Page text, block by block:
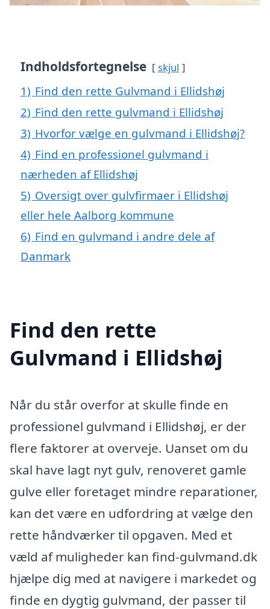
Indholdsfortegnelse skjul
1) Find den rette Gulvmand i Ellidshøj
2) Find den rette gulvmand i Ellidshøj
3) Hvorfor vælge en gulvmand i Ellidshøj?
4) Find en professionel gulvmand i
nærheden af Ellidshøj
5) Oversigt over gulvfirmaer i Ellidshøj
eller hele Aalborg kommune
6) Find en gulvmand i andre dele af
Danmark
Find den rette
Gulvmand i Ellidshøj
Når du står overfor at skulle finde en
professionel gulvmand i Ellidshøj, er der
flere faktorer at overveje. Uanset om du
skal have lagt nyt gulv, renoveret gamle
gulve eller foretaget mindre reparationer,
kan det være en udfordring at vælge den
rette håndværker til opgaven. Med et
væld af muligheder kan find-gulvmand.dk
hjælpe dig med at navigere i markedet og
finde en dygtig gulvmand, der passer til